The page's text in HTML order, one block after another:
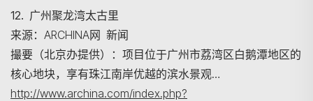
12. 广州聚龙湾太古里
来源：ARCHINA网 新闻
撮要（北京办提供）：项目位于广州市荔湾区白鹅潭地区的
核心地块，享有珠江南岸优越的滨水景观…
http://www.archina.com/index.php?